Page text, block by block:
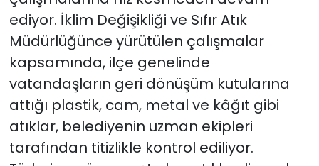
ediyor. İklim Değişikliği ve Sıfır Atık
Müdürlüğünce yürütülen çalışmalar
kapsamında, ilçe genelinde
vatandaşların geri dönüşüm kutularına
attığı plastik, cam, metal ve kâğıt gibi
atıklar, belediyenin uzman ekipleri
tarafından titizlikle kontrol ediliyor.
Yurt